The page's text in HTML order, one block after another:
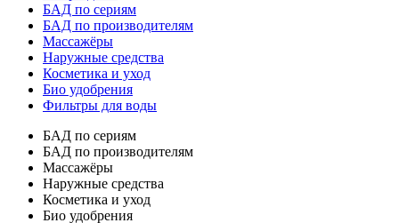
БАД по сериям
БАД по производителям
Массажёры
Наружные средства
Косметика и уход
Био удобрения
Фильтры для воды
БАД по сериям
БАД по производителям
Массажёры
Наружные средства
Косметика и уход
Био удобрения